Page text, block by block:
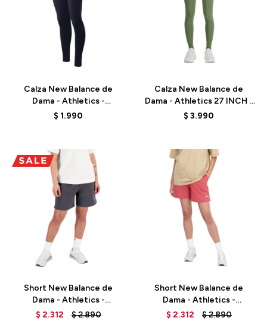
Calza New Balance de
Dama - Athletics -
WP01519ECL - ECLIPSE
$ 1.990
Calza New Balance de
Dama - Athletics 27 INCH -
WP41237DEK - GREEN
$ 3.990
Short New Balance de
Dama - Athletics -
WS33500ACK - BLACK
$ 2.312 $2.890
Talle
Short New Balance de
Dama - Athletics -
WS33500ASU - RED
$ 2.312 $2.890